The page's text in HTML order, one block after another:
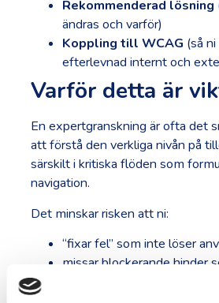
Rekommenderad lösning
ändras och varför)
Koppling till WCAG (så
efterlevnad internt och
Varför detta är
En expertgranskning är ofta det
att förstå den verkliga nivån på
särskilt i kritiska flöden som
navigation.
Det minskar risken att ni:
“fixar fel” som inte löser
missar blockerande hinder